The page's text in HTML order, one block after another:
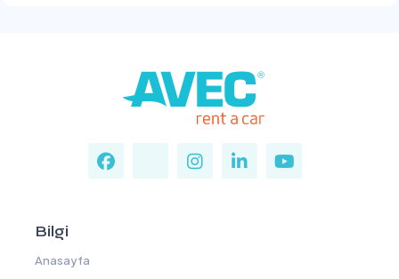
Bilgi
Anasayfa